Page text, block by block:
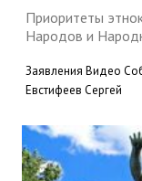
Приоритеты
Народов и
Заявления Видео
Евстифеев Сергей